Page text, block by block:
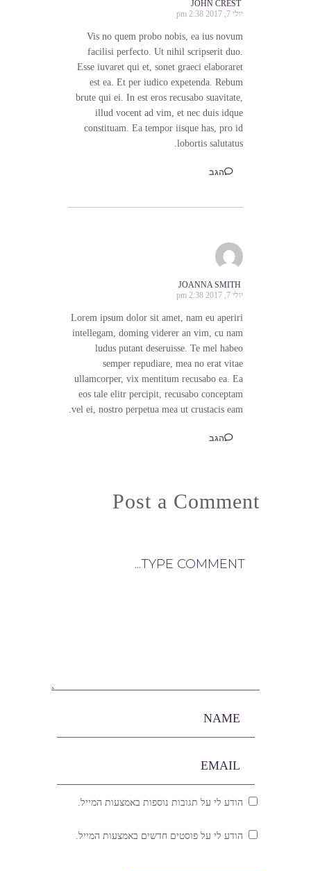
JOHN CREST
יולי 7, 2017 2:38 pm
Vis no quem probo nobis, ea ius novum
facilisi perfecto. Ut nihil scripserit duo.
Esse iuvaret qui et, sonet graeci elaboraret
est ea. Et per iudico expetenda. Rebum
brute qui ei. In est eros recusabo suavitate,
illud vocent ad vim, et nec duis idque
constituam. Ea tempor iisque has, pro id
lobortis salutatus.
הגב
JOANNA SMITH
יולי 7, 2017 2:38 pm
Lorem ipsum dolor sit amet, nam eu aperiri
intellegam, doming viderer an vim, cu nam
ludus putant deseruisse. Te mel habeo
semper repudiare, mea no erat vitae
ullamcorper, vix mentitum recusabo ea. Ea
eos tale elitr percipit, recusabo conceptam
vel ei, nostro perpetua mea ut crustacis eam.
הגב
Post a Comment
הודע לי על תגובות נוספות באמצעות המייל.
הודע לי על פוסטים חדשים באמצעות המייל.